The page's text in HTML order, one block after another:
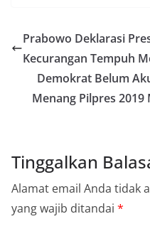
Prabowo Deklarasi
Kecurangan Tempuh
Demokrat Belum
Menang Pilpres 2019
Tinggalkan
Alamat email Anda tidak
yang wajib ditandai *